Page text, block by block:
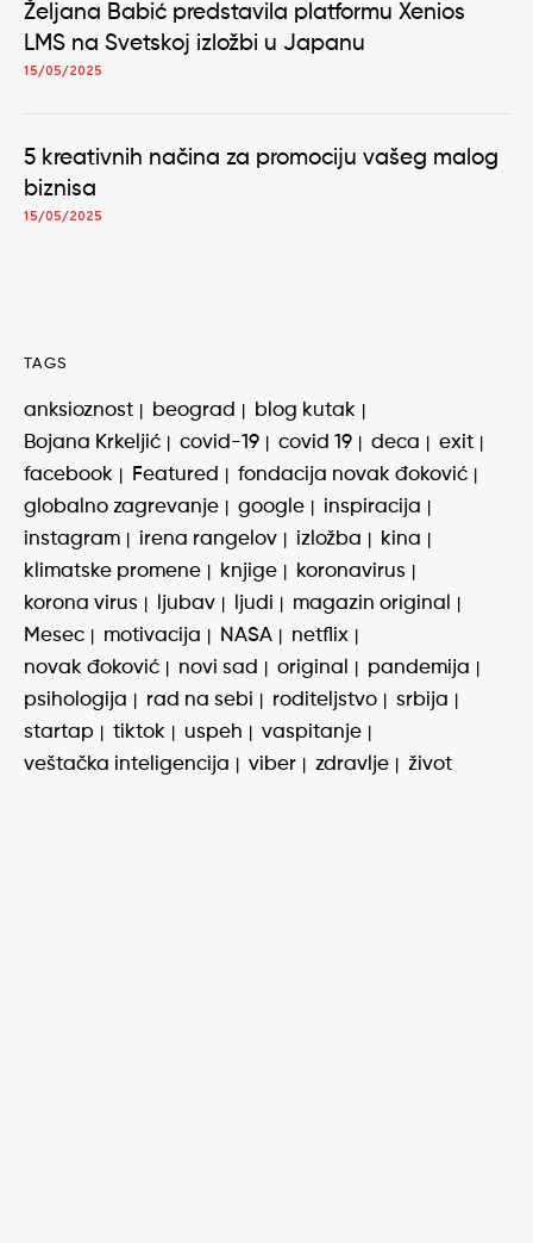
Željana Babić predstavila platformu Xenios
LMS na Svetskoj izložbi u Japanu
15/05/2025
5 kreativnih načina za promociju vašeg malog
biznisa
15/05/2025
TAGS
anksioznost beograd
blog kutak
Bojana Krkeljić
covid-19 covid 19 deca
exit
facebook
Featured
fondacija novak đoković
globalno zagrevanje
google
inspiracija
instagram
irena rangelov izložba
kina
klimatske promene
knjige
koronavirus
korona virus
ljubav ljudi
magazin original
Mesec
motivacija NASA
netflix
novak đoković
novi sad original
pandemija
psihologija
rad na sebi roditeljstvo
srbija
startap
tiktok uspeh
vaspitanje
veštačka inteligencija
viber zdravlje život